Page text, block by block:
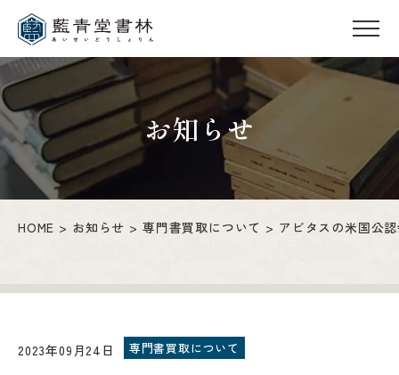
お知らせ
HOME お知らせ 専門書買取について アビタスの米国公
2023年09月24日 専門書買取について